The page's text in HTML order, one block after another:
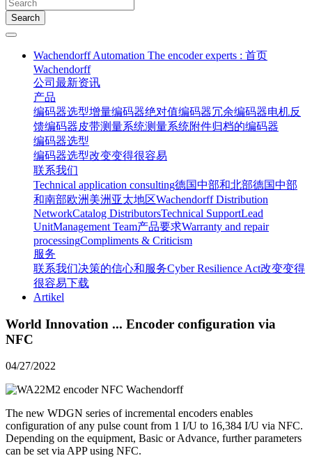
Search
Wachendorff Automation The encoder experts : 首页
Wachendorff
公司 最新资讯
产品
编码器选型增量编码器绝对值编码器冗余编码器电机反
馈编码器皮带测量系统测量系统附件归档的编码器
编码器选型
编码器选型改变变得很容易
联系我们
Technical application consulting德国中部和北部德国中部
和南部欧洲 美洲 亚太地区Wachendorff Distribution
NetworkCatalog DistributorsTechnical SupportLead
UnitManagement Team产品要求Warranty and repair
processingCompliments & Criticism
服务
联系我们决策的信心和服务Cyber Resilience Act改变变得
很容易下载
Artikel
World Innovation ... Encoder configuration via
NFC
04/27/2022
The new WDGN series of incremental encoders enables
configuration of any pulse count from 1 I/U to 16,384 I/U via NFC.
Depending on the equipment, Basic or Advance, further parameters
can be set via APP using NFC.